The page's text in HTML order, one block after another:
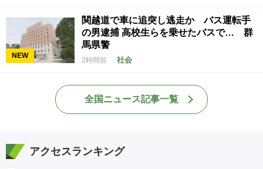
NEW
関越道で車に追突し逃走か バス運転手
の男逮捕 高校生らを乗せたバスで… 群
馬県警
2時間前 社会
全国ニュース記事一覧
アクセスランキング